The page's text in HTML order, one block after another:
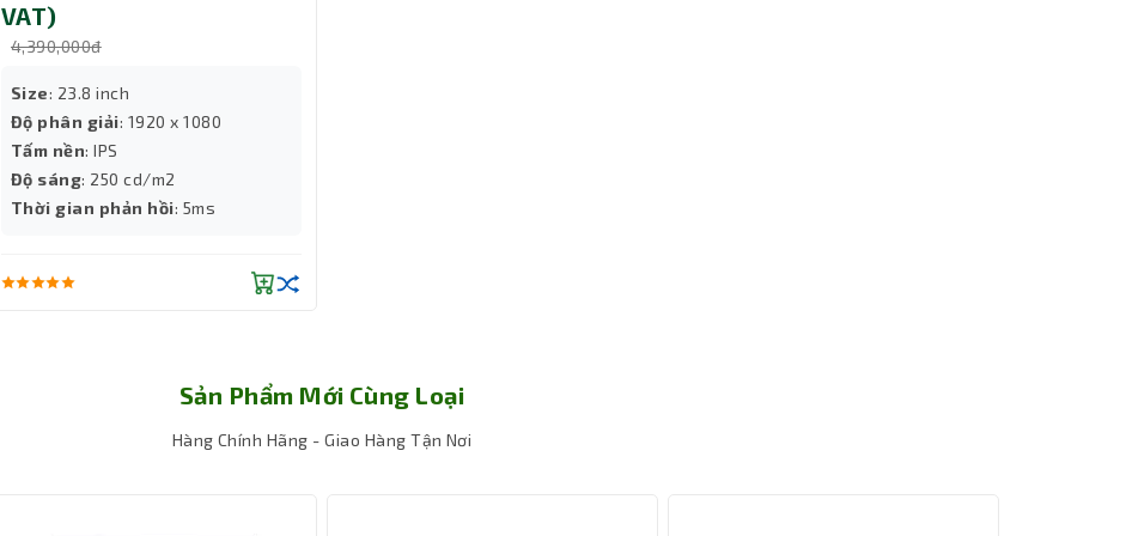
VAT)
4,390,000đ
Size: 23.8 inch
Độ phân giải: 1920 x 1080
Tấm nền: IPS
Độ sáng: 250 cd/m2
Thời gian phản hồi: 5ms
Sản Phẩm Mới Cùng Loại
Hàng Chính Hãng - Giao Hàng Tận Nơi